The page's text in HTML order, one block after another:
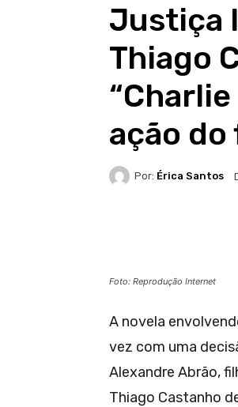
Justiça
Thiago
ação do
Por: Érica Santos
Foto: Reprodução Internet
A novela
vez com uma
Alexandre Abrão,
Thiago Castanho